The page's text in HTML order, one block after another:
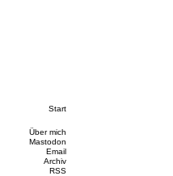
Start
Über mich
Mastodon
Email
Archiv
RSS